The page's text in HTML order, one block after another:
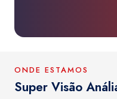
ONDE ESTAMOS
Super Visão